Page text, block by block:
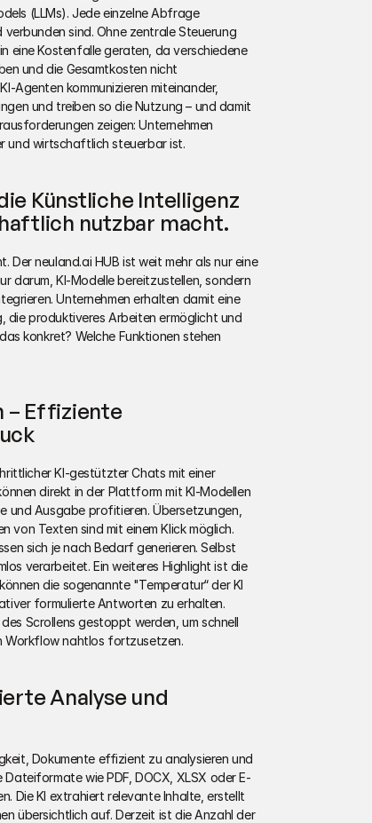
(LLMs). Jede einzelne Abfrage
sind. Ohne zentrale Steuerung
eine Kostenfalle geraten, da verschiedene
und die Gesamtkosten nicht
Agenten kommunizieren miteinander,
und treiben so die Nutzung – und damit
zeigen: Unternehmen
und wirtschaftlich steuerbar ist.
Künstliche Intelligenz
nutzbar macht.
Der neuland.ai HUB ist weit mehr als nur eine
darum, KI-Modelle bereitzustellen, sondern
Unternehmen erhalten damit eine
die produktiveres Arbeiten ermöglicht und
konkret? Welche Funktionen stehen
– Effiziente
KI-gestützter Chats mit einer
direkt in der Plattform mit KI-Modellen
und Ausgabe profitieren. Übersetzungen,
von Texten sind mit einem Klick möglich.
sich je nach Bedarf generieren. Selbst
verarbeitet. Ein weiteres Highlight ist die
die sogenannte "Temperatur“ der KI
formulierte Antworten zu erhalten.
Scrollens gestoppt werden, um schnell
Workflow nahtlos fortzusetzen.
Analyse und
Dokumente effizient zu analysieren und
wie PDF, DOCX, XLSX oder E-
Die KI extrahiert relevante Inhalte, erstellt
übersichtlich auf. Derzeit ist die Anzahl der